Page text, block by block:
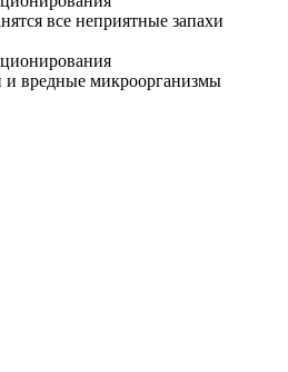
все неприятные запахи
и вредные микроорганизмы